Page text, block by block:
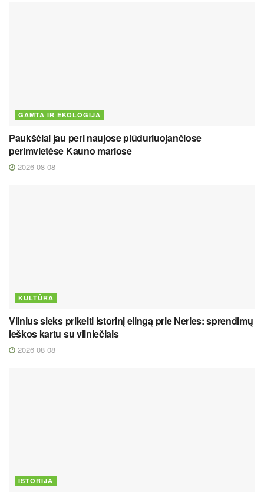
GAMTA IR EKOLOGIJA
Paukščiai jau peri naujose plūduriuojančiose
perimvietėse Kauno mariose
2026 08 08
KULTŪRA
Vilnius sieks prikelti istorinį elingą prie Neries: sprendimų
ieškos kartu su vilniečiais
2026 08 08
ISTORIJA